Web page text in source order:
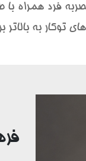
فرد همراه با
توکار به